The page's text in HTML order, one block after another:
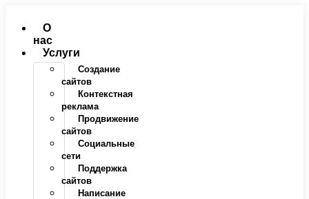
содержимому
О
нас
Услуги
Создание
сайтов
Контекстная
реклама
Продвижение
сайтов
Социальные
сети
Поддержка
сайтов
Написание